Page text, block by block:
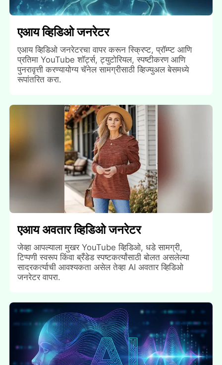
एआय व्हिडिओ जनरेटर
एआय व्हिडिओ जनरेटरचा वापर करून स्क्रिप्ट, प्रॉम्प्ट आणि
प्रतिमा YouTube शॉर्ट्स, ट्युटोरियल, स्पष्टीकरण आणि
पुनरावृत्ती करण्यायोग्य चॅनेल सामग्रीसाठी व्हिज्युअल बेसमध्ये
रूपांतरित करा.
एआय अवतार व्हिडिओ जनरेटर
जेव्हा आपल्याला मुखर YouTube व्हिडिओ, धडे सामग्री,
टिप्पणी स्वरूप किंवा ब्रँडेड स्पष्टकर्त्यांसाठी बोलत असलेल्या
सादरकर्त्याची आवश्यकता असेल तेव्हा AI अवतार व्हिडिओ
जनरेटर वापरा.